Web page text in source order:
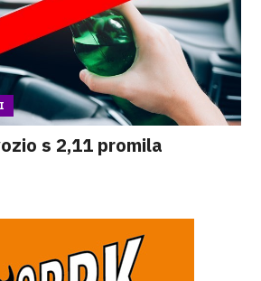
s 2,11 promila